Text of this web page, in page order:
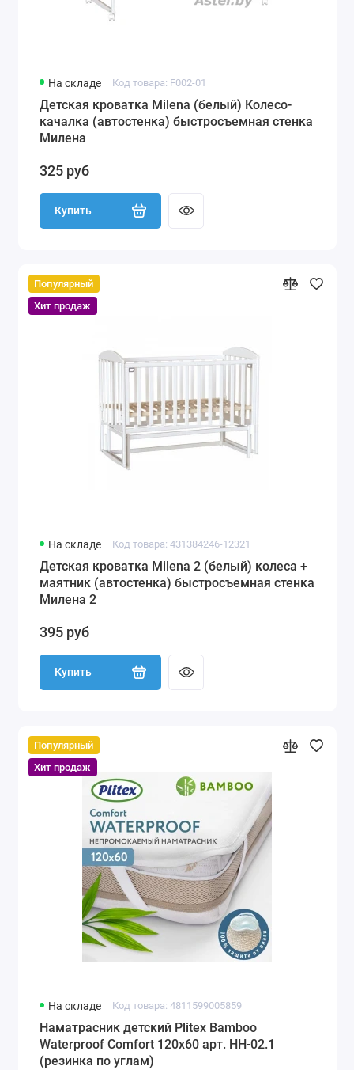
На складе Код товара: F002-01
Детская кроватка Milena (белый) Колесо-
качалка (автостенка) быстросъемная стенка
Милена
325 руб
Купить
Популярный
Хит продаж
На складе Код товара: 431384246-12321
Детская кроватка Milena 2 (белый) колеса +
маятник (автостенка) быстросъемная стенка
Милена 2
395 руб
Купить
Популярный
Хит продаж
На складе Код товара: 4811599005859
Наматрасник детский Plitex Bamboo
Waterproof Comfort 120х60 арт. НН-02.1
(резинка по углам)